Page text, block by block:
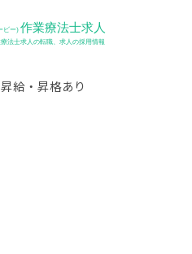
昇給・昇格あり